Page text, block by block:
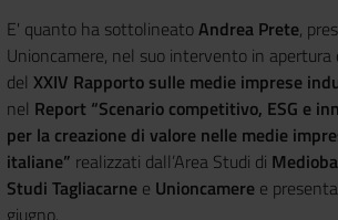
E' quanto ha sottolineatoAndrea Prete,
Unioncamere, nel suo intervento in
del XXIV Rapporto sulle medie imprese
nel Report “Scenario competitivo, ESG e
per la creazione di valore nelle medie
italiane” realizzati dall’Area Studi di
Studi Tagliacarne e Unioncamere e
giugno.